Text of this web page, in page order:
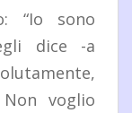
“Io sono
dice -a
voglio